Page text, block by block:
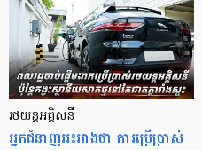
រថយន្តអគ្គិសនី
អ្នកជំនាញ​អះអាងថា ការប្រើប្រាស់